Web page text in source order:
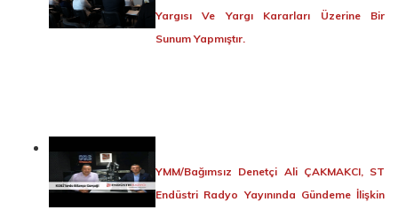
Yargısı Ve Yargı Kararları Üzerine Bir
Sunum Yapmıştır.
YMM/Bağımsız Denetçi Ali ÇAKMAKCI, ST
Endüstri Radyo Yayınında Gündeme İlişkin